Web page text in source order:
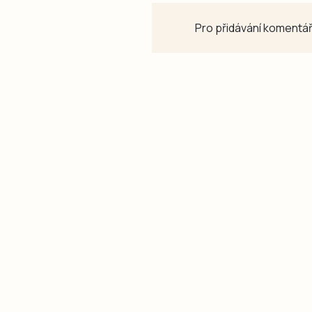
Pro přidávání